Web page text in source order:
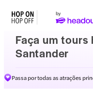
Faça um
Santander
Passa por todas as atrações